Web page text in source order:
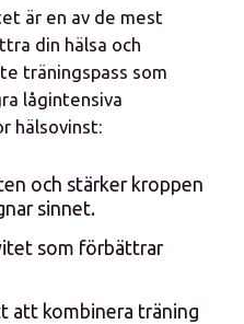
är en av de mest
din hälsa och
träningspass som
lågintensiva
hälsovinst:
och stärker kroppen
sinnet.
som förbättrar
att kombinera träning